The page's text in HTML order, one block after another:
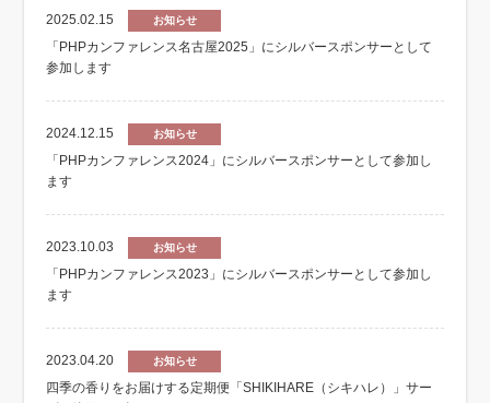
2025.02.15 お知らせ
「PHPカンファレンス名古屋2025」にシルバースポンサーとして
参加します
2024.12.15 お知らせ
「PHPカンファレンス2024」にシルバースポンサーとして参加し
ます
2023.10.03 お知らせ
「PHPカンファレンス2023」にシルバースポンサーとして参加し
ます
2023.04.20 お知らせ
四季の香りをお届けする定期便「SHIKIHARE（シキハレ）」サー